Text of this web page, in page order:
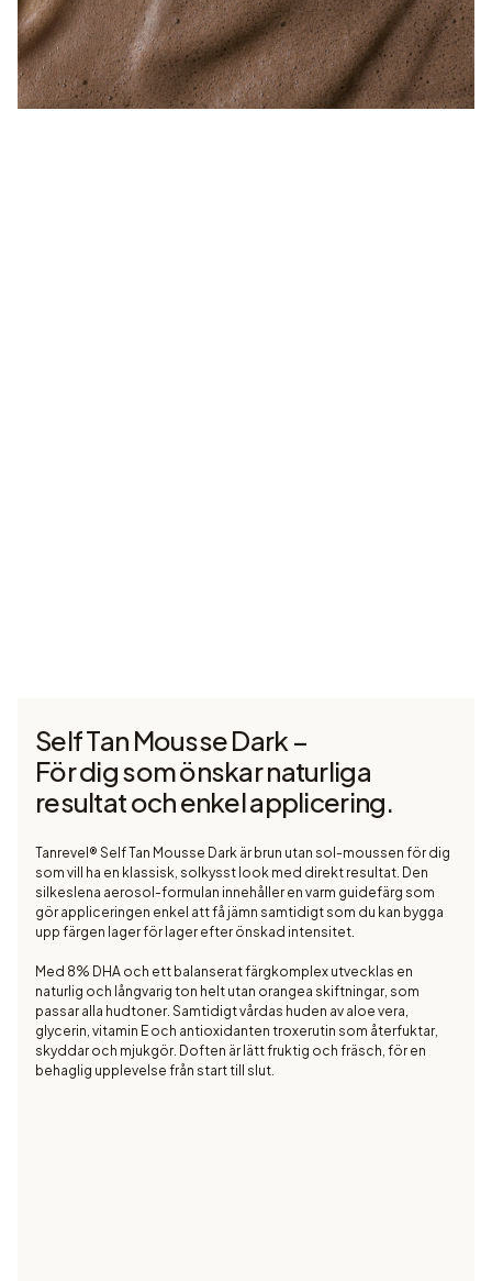
Self Tan Mousse Dark –
För dig som önskar naturliga
resultat och enkel applicering.
Tanrevel® Self Tan Mousse Dark är brun utan sol-moussen för dig
som vill ha en klassisk, solkysst look med direkt resultat. Den
silkeslena aerosol-formulan innehåller en varm guidefärg som
gör appliceringen enkel att få jämn samtidigt som du kan bygga
upp färgen lager för lager efter önskad intensitet.
Med 8% DHA och ett balanserat färgkomplex utvecklas en
naturlig och långvarig ton helt utan orangea skiftningar, som
passar alla hudtoner. Samtidigt vårdas huden av aloe vera,
glycerin, vitamin E och antioxidanten troxerutin som återfuktar,
skyddar och mjukgör. Doften är lätt fruktig och fräsch, för en
behaglig upplevelse från start till slut.